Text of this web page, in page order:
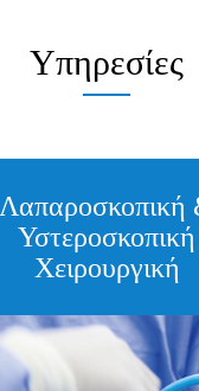
Υπηρεσίες
Λαπαροσκοπική
Υστεροσκοπική
Χειρουργική